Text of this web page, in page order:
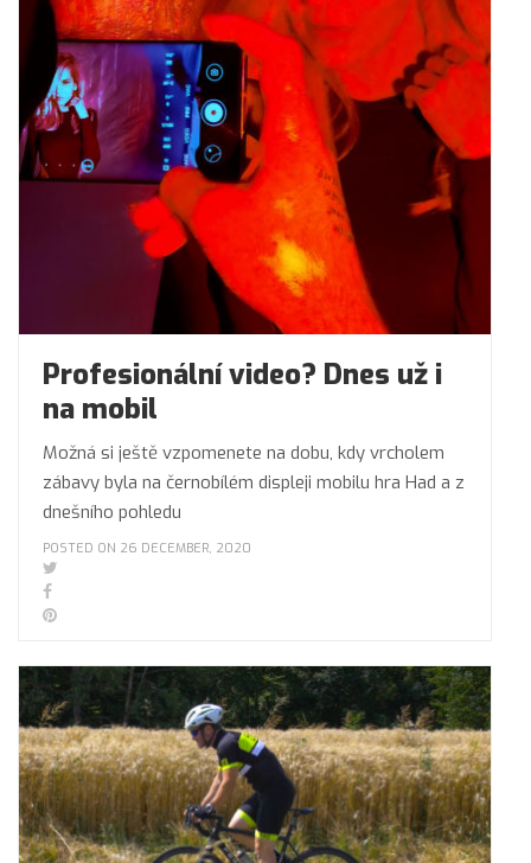
Profesionální video? Dnes už i
na mobil
Možná si ještě vzpomenete na dobu, kdy vrcholem
zábavy byla na černobílém displeji mobilu hra Had a z
dnešního pohledu
POSTED ON 26 DECEMBER, 2020